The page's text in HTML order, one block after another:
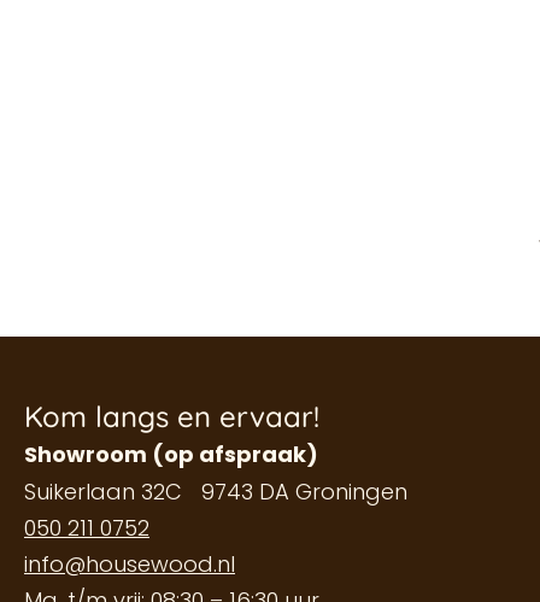
Kom langs en ervaar!
Showroom (op afspraak)
Suikerlaan 32C 9743 DA Groningen
050 211 0752
info@housewood.nl